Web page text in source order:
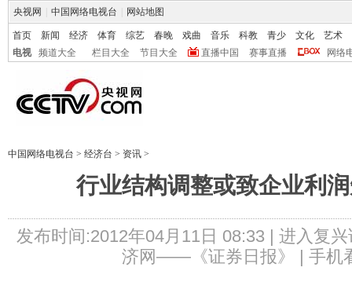
央视网 中国网络电视台 网站地图
首页 新闻 经济 体育 综艺 春晚 戏曲 音乐 科教 青少 文化
艺术
电视
频道大全 栏目大全 节目大全 直播中国 赛事直播 网络
中国网络电视台 > 经济台 > 资讯 >
行业结构调整或致企业利
发布时间:2012年04月11日 08:33 | 进入复兴
济网——《证券日报》 | 手机